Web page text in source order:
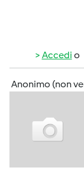
Accedi o
Anonimo (non